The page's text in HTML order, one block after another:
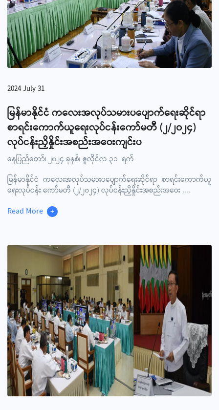
2024 July 31
မြန်မာနိုင်ငံ ကလေးအလုပ်သမားပပျောက်ရေးဆိုင်ရာ
စာရင်းကောက်ယူရေးလုပ်ငန်းကော်မတီ (၂/၂၀၂၄)
လုပ်ငန်းညှိနှိုင်းအစည်းအဝေးကျင်းပ
နေပြည်တော်၊ ၂၀၂၄ ခုနှစ်၊ ဇူလိုင်လ ၃၁ ရက်
မြန်မာနိုင်ငံ ကလေးအလုပ်သမားပပျောက်ရေးဆိုင်ရာ စာရင်းကောက်ယူ
ရေးလုပ်ငန်း ကော်မတီ (၂/၂၀၂၄) လုပ်ငန်းညှိနှိုင်းအစည်းအဝေး ....
Read More +